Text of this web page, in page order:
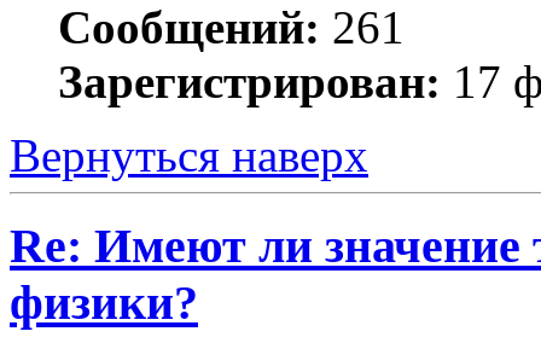
Сообщений: 261
Зарегистрирован: 17
Вернуться наверх
Re: Имеют ли значение
физики?